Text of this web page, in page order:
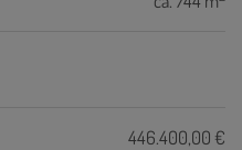
446.400,00 €